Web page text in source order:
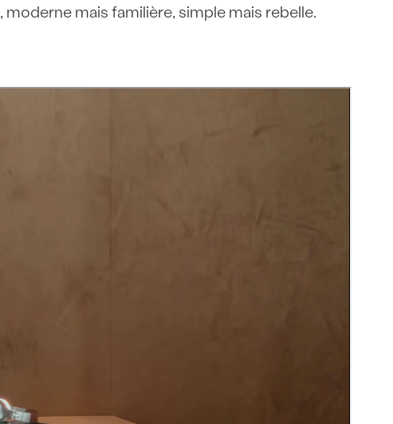
, moderne mais familière, simple mais rebelle.